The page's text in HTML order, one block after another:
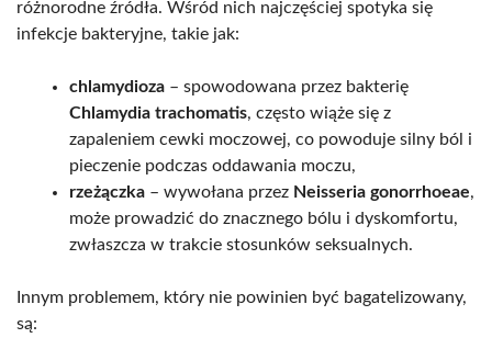
różnorodne źródła. Wśród nich najczęściej spotyka się
infekcje bakteryjne, takie jak:
chlamydioza – spowodowana przez bakterię
Chlamydia trachomatis, często wiąże się z
zapaleniem cewki moczowej, co powoduje silny ból i
pieczenie podczas oddawania moczu,
rzeżączka – wywołana przez Neisseria gonorrhoeae,
może prowadzić do znacznego bólu i dyskomfortu,
zwłaszcza w trakcie stosunków seksualnych.
Innym problemem, który nie powinien być bagatelizowany,
są: